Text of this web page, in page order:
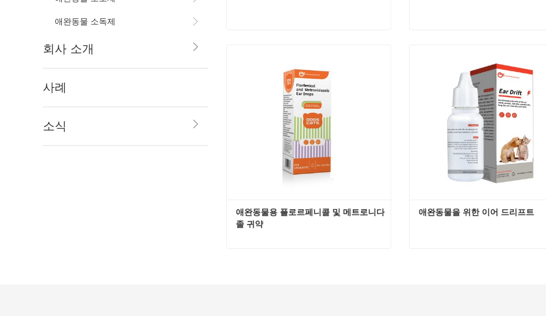
애완동물 소독제
회사 소개
사례
소식
애완동물용 플로르페니콜 및 메트로니다
졸 귀약
애완동물을 위한 이어 드리프트